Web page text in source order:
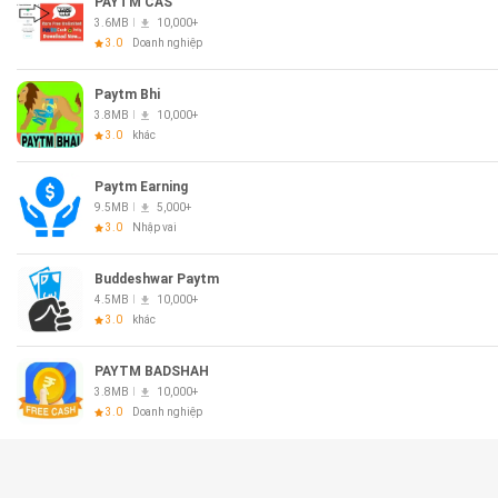
3.6MB
10,000+
3.0
Doanh nghiệp
Paytm Bhi
3.8MB
10,000+
3.0
khác
Paytm Earning
9.5MB
5,000+
3.0
Nhập vai
Buddeshwar Paytm
4.5MB
10,000+
3.0
khác
PAYTM BADSHAH
3.8MB
10,000+
3.0
Doanh nghiệp